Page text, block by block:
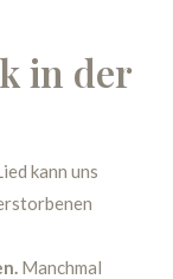
in der
kann uns
Manchmal